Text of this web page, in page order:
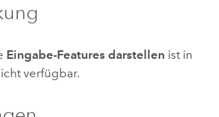
Eingabe-Features darstellen ist in
verfügbar.